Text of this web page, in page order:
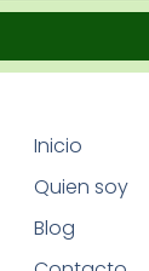
Inicio
Quien soy
Blog